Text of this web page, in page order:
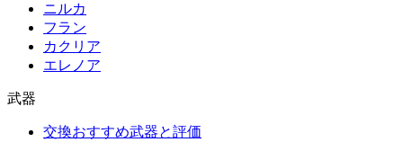
ニルカ
フラン
カクリア
エレノア
武器
交換おすすめ武器と評価